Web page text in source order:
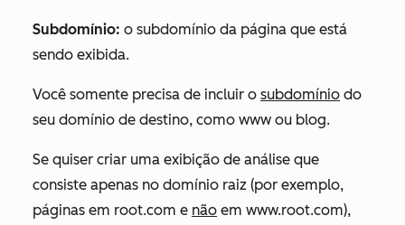
Subdomínio: o subdomínio da página que está
sendo exibida.
Você somente precisa de incluir o subdomínio do
seu domínio de destino, como www ou blog.
Se quiser criar uma exibição de análise que
consiste apenas no domínio raiz (por exemplo,
páginas em root.com e não em www.root.com),